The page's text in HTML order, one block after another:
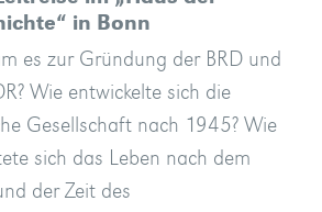
in Bonn
es zur Gründung der BRD und
Wie entwickelte sich die
Gesellschaft nach 1945? Wie
sich das Leben nach dem
der Zeit des